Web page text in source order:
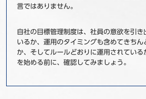
言ではありません。
自社の目標管理制度は、社員の意欲を引き
いるか、運用のタイミングも含めてきちん
か、そしてルールどおりに運用されてい
を始める前に、確認してみましょう。